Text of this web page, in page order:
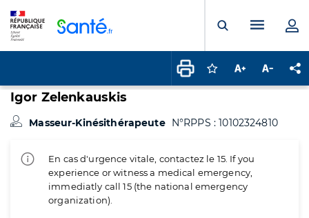
Ouvrir laMenu
Connectez-vous
Augmenter la
Igor Zelenkauskis
Masseur-Kinésithérapeute N°RPPS : 10102324810
En cas d'urgence vitale, contactez le 15. If you
experience or witness a medical emergency,
immediatly call 15 (the national emergency
organization).